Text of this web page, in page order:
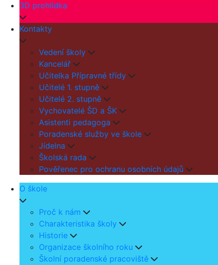
3D prohlídka
Kontakty
Vedení školy
Kancelář
Učitelka Přípravné třídy
Učitelé 1. stupně
Učitelé 2. stupně
Vychovatelé ŠD a ŠK
Asistenti pedagoga
Poradenské služby ve škole
Jídelna
Školská rada
Pověřenec pro ochranu osobních údajů
O škole
Proč k nám
Charakteristika školy
Historie
Organizace školního roku
Školní poradenské pracoviště